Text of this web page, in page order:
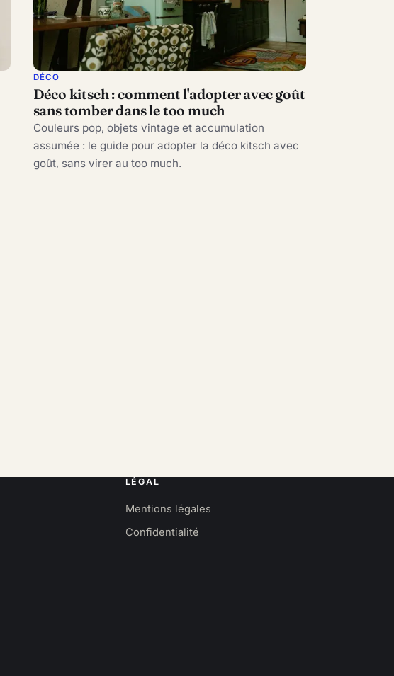
DÉCO
Déco kitsch : comment l'adopter avec goût
sans tomber dans le too much
Couleurs pop, objets vintage et accumulation
assumée : le guide pour adopter la déco kitsch avec
goût, sans virer au too much.
LÉGAL
Mentions légales
Confidentialité